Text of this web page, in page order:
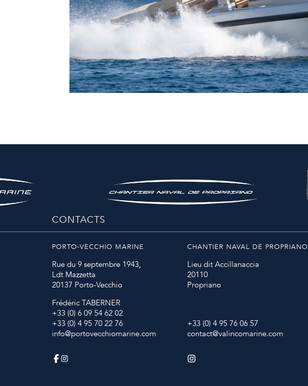
CONTACTS
PORTO-VECCHIO MARINE
Rue du 9 septembre 1943,
Ldt Mazzetta
20137 Porto-Vecchio
Frédéric TABERNER
+33 (0) 6 09 54 62 02
+33 (0) 4 95 70 22 76
info@portovecchiomarine.com
CHANTIER NAVAL DE PROPRIANO
Lieu dit Accillanaccia
20110
Propriano
+33 (0) 4 95 76 06 57
contact@valincomarine.com